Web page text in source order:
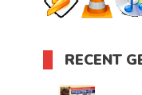
RECENT